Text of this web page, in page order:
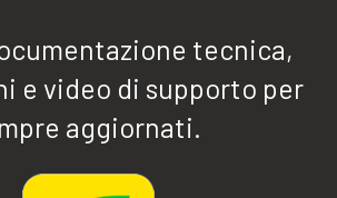
tecnica,
e video di supporto per
aggiornati.